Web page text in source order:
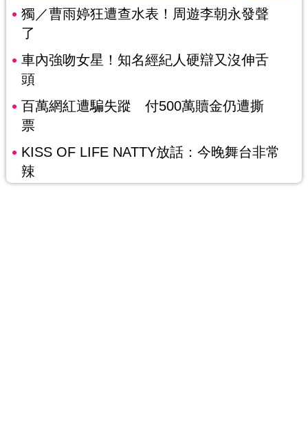
獨／曹雨婷狂遭查水表！周遊李朝永發聲
了
車內強吻女星！知名經紀人硬辯又沒伸舌
頭
百萬網紅遭騙失蹤 付500萬贖金仍遭撕
票
KISS OF LIFE NATTY放話：今晚舞台非常
辣